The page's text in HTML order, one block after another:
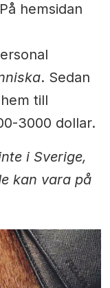
hemsidan
. Sedan
till
3000 dollar.
i Sverige,
kan vara på